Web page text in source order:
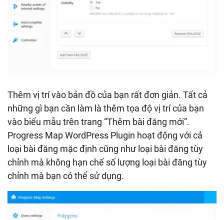
Thêm vị trí vào bản đồ của bạn rất đơn giản. Tất cả
những gì bạn cần làm là thêm tọa độ vị trí của bạn
vào biểu mẫu trên trang “Thêm bài đăng mới”.
Progress Map WordPress Plugin hoạt động với cả
loại bài đăng mặc định cũng như loại bài đăng tùy
chỉnh mà không hạn chế số lượng loại bài đăng tùy
chỉnh mà bạn có thể sử dụng.